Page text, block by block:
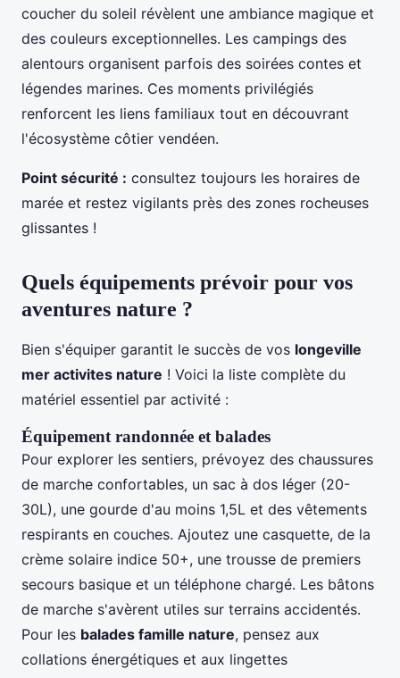
coucher du soleil révèlent une ambiance magique et
des couleurs exceptionnelles. Les campings des
alentours organisent parfois des soirées contes et
légendes marines. Ces moments privilégiés
renforcent les liens familiaux tout en découvrant
l'écosystème côtier vendéen.
Point sécurité : consultez toujours les horaires de
marée et restez vigilants près des zones rocheuses
glissantes !
Quels équipements prévoir pour vos
aventures nature ?
Bien s'équiper garantit le succès de vos longeville
mer activites nature ! Voici la liste complète du
matériel essentiel par activité :
Équipement randonnée et balades
Pour explorer les sentiers, prévoyez des chaussures
de marche confortables, un sac à dos léger (20-
30L), une gourde d'au moins 1,5L et des vêtements
respirants en couches. Ajoutez une casquette, de la
crème solaire indice 50+, une trousse de premiers
secours basique et un téléphone chargé. Les bâtons
de marche s'avèrent utiles sur terrains accidentés.
Pour les balades famille nature, pensez aux
collations énergétiques et aux lingettes